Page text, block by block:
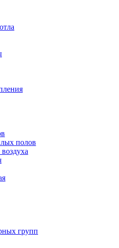
полов
групп